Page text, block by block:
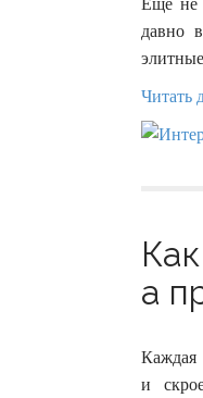
Еще не
давно
Читать
а
Каждая
и